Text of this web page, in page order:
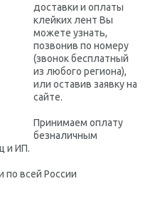
доставки и оплаты
клейких лент Вы
можете узнать,
позвонив по номеру
(звонок бесплатный
из любого региона),
или оставив заявку на
сайте.
Принимаем оплату
безналичным
и ИП.
по всей России